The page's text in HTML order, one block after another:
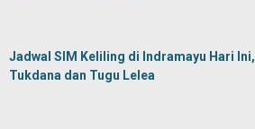
Jadwal SIM Keliling di Indramayu Hari Ini,
Tukdana dan Tugu Lelea